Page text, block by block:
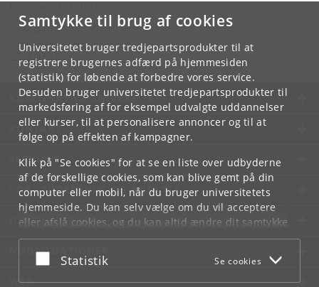
Samtykke til brug af cookies
Universitetet bruger tredjepartsprodukter til at
registrere brugernes adfærd på hjemmesiden
(statistik) for løbende at forbedre vores service.
Desuden bruger universitetet tredjepartsprodukter til
markedsføring af for eksempel udvalgte uddannelser
eller kurser, til at personalisere annoncer og til at
følge op på effekten af kampagner.
Klik på "Se cookies" for at se en liste over udbyderne
af de forskellige cookies, som kan blive gemt på din
computer eller mobil, når du bruger universitetets
hjemmeside. Du kan selv vælge om du vil acceptere
eller afslå cookies, og du kan altid ændre dit samtykke
underCookie- og privatlivspolitiksom du finder i
bunden af hver side.
Acceptér eller afslå
Statistik Se cookies
Datalogisk Institut
KØBENHAVNS UNIVERSITET
KONTAKT
SERVICES
FOR STUDERENDE OG ANSATTE
JOB OG KARRIERE
NØDSITUATIONER
WEB